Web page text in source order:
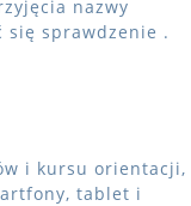
nazwy
się sprawdzenie .
i kursu orientacji,
tablet i